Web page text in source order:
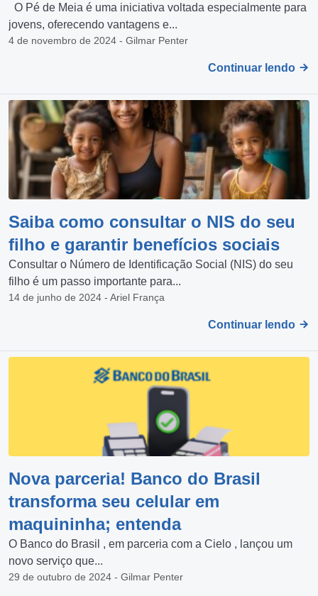
O Pé de Meia é uma iniciativa voltada especialmente para
jovens, oferecendo vantagens e...
4 de novembro de 2024 - Gilmar Penter
Continuar lendo
Saiba como consultar o NIS do seu
filho e garantir benefícios sociais
Consultar o Número de Identificação Social (NIS) do seu
filho é um passo importante para...
14 de junho de 2024 - Ariel França
Continuar lendo
Nova parceria! Banco do Brasil
transforma seu celular em
maquininha; entenda
O Banco do Brasil , em parceria com a Cielo , lançou um
novo serviço que...
29 de outubro de 2024 - Gilmar Penter